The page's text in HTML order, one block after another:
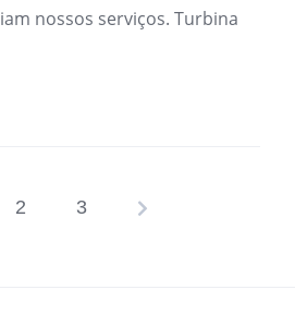
nossos serviços. Turbina
Paginação
2 3